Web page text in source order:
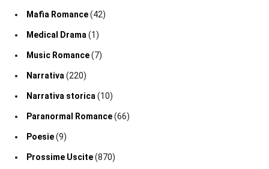
Mafia Romance(42)
Medical Drama(1)
Music Romance(7)
Narrativa(220)
Narrativa storica(10)
Paranormal Romance(66)
Poesie(9)
Prossime Uscite(870)